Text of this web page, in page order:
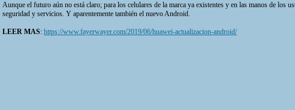
Aunque el futuro aún no está claro; para los celulares de la marca ya existentes y en las manos de los
seguridad y servicios. Y aparentemente también el nuevo Android.
LEER MAS:https://www.fayerwayer.com/2019/06/huawei-actualizacion-android/